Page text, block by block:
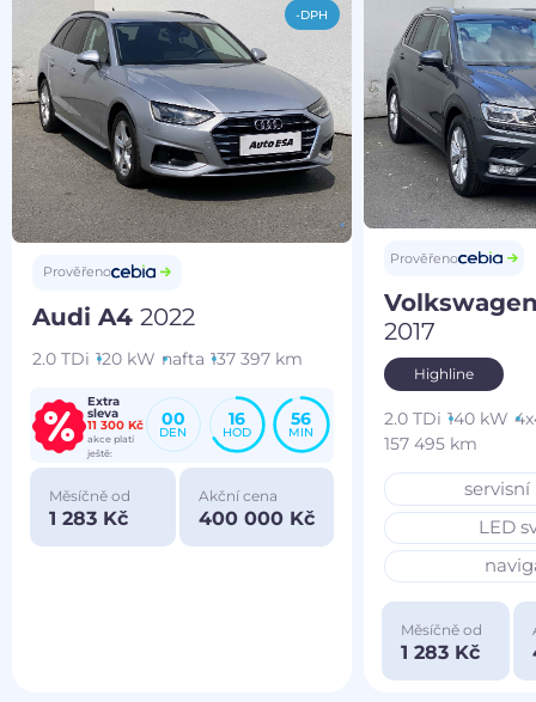
-DPH
Prověřeno
Audi A42022
2.0 TDi 120 kW nafta 137 397 km
Extra
sleva
11 300 Kč
akce platí
ještě:
00
DEN
16
HOD
56
MIN
Měsíčně od
1 283 Kč
Akční cena
400 000 Kč
Prověřeno
2017
Highline
2.0 TDi 140 kW
157 495 km
LED
Měsíčně od
1 283 Kč